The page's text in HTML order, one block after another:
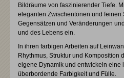
Bildräume von faszinierender Tiefe.
eleganten Zwischentönen und feinen
Gegensätzen und Veränderungen
und des Lebens ein.
In ihren farbigen Arbeiten auf
Rhythmus, Struktur und Komposition
eigene Dynamik und entwickeln eine
überbordende Farbigkeit und Fülle.